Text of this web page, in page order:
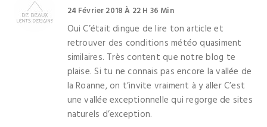
24 Février 2018 À 22 H 36 Min
Oui C’était dingue de lire ton article et
retrouver des conditions météo quasiment
similaires. Très content que notre blog te
plaise. Si tu ne connais pas encore la vallée de
la Roanne, on t’invite vraiment à y aller C’est
une vallée exceptionnelle qui regorge de sites
naturels d’exception.